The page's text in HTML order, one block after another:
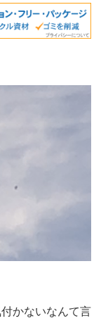
かないなんて言